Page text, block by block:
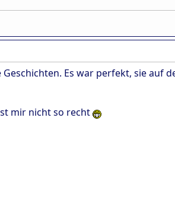
Es war perfekt, sie auf
mir nicht so recht